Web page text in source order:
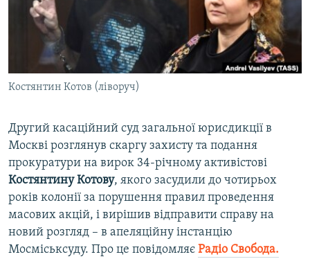
ВІДЕОУРОКИ «ELIFBE»
СВІДЧЕННЯ ОКУПАЦІЇ
УКРАЇНСЬКА ПРОБЛЕМА КРИМУ
ІНФОГРАФІКА
Русский
Qırımtatar
ДОЛУЧАЙСЯ!
Усі сайти RFE/RL
Костянтин Котов (ліворуч)
Другий касаційний суд загальної юрисдикції в
Москві розглянув скаргу захисту та подання
прокуратури на вирок 34-річному активістові
Костянтину Котову, якого засудили до чотирьох
років колонії за порушення правил проведення
масових акцій, і вирішив відправити справу на
новий розгляд – в апеляційну інстанцію
Мосміськсуду. Про це повідомляє Радіо Свобода.